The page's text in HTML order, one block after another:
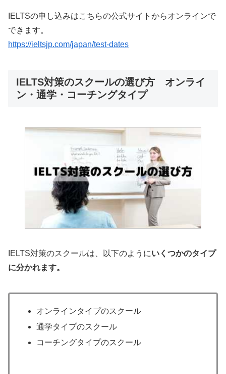
IELTSの申し込みはこちらの公式サイトからオンラインで
できます。
https://ieltsjp.com/japan/test-dates
IELTS対策のスクールの選び方 オンライ
ン・通学・コーチングタイプ
IELTS対策のスクールは、以下のようにいくつかのタイプ
に分かれます。
オンラインタイプのスクール
通学タイプのスクール
コーチングタイプのスクール